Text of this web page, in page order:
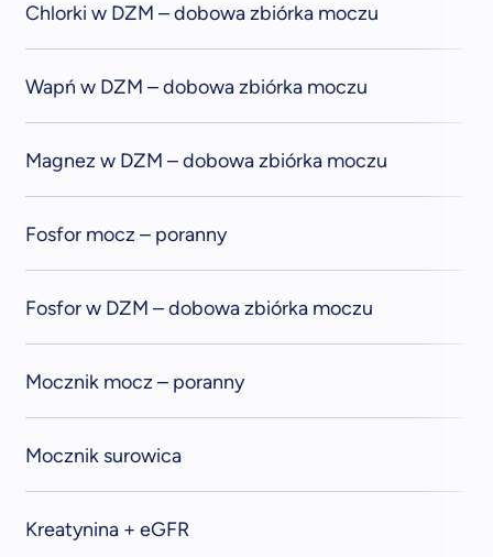
Chlorki w DZM – dobowa zbiórka moczu
Wapń w DZM – dobowa zbiórka moczu
Magnez w DZM – dobowa zbiórka moczu
Fosfor mocz – poranny
Fosfor w DZM – dobowa zbiórka moczu
Mocznik mocz – poranny
Mocznik surowica
Kreatynina + eGFR